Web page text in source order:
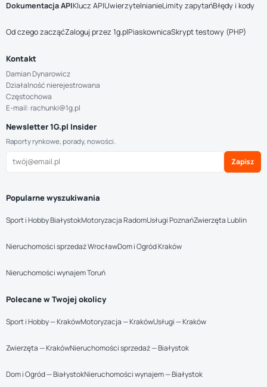
Dokumentacja APIKlucz APIUwierzytelnianieLimity zapytańBłędy i kody
Od czego zacząćZaloguj przez 1g.plPiaskownicaSkrypt testowy (PHP)
Kontakt
Damian Dynarowicz
Działalność nierejestrowana
Częstochowa
E-mail: rachunki@1g.pl
Newsletter 1G.pl Insider
Raporty rynkowe, porady, nowości.
Zapisz
Popularne wyszukiwania
Sport i Hobby BiałystokMotoryzacja RadomUsługi PoznańZwierzęta Lublin
Nieruchomości sprzedaż WrocławDom i Ogród Kraków
Nieruchomości wynajem Toruń
Polecane w Twojej okolicy
Sport i Hobby — KrakówMotoryzacja — KrakówUsługi — Kraków
Zwierzęta — KrakówNieruchomości sprzedaż — Białystok
Dom i Ogród — BiałystokNieruchomości wynajem — Białystok